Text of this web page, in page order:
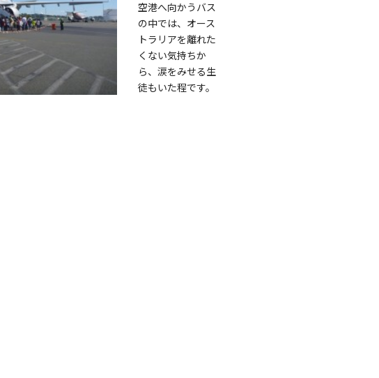
空港へ向かうバス
の中では、オース
トラリアを離れた
くない気持ちか
ら、涙をみせる生
徒もいた程です。